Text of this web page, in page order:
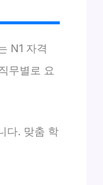
N1 자격
무별로 요
다. 맞춤 학